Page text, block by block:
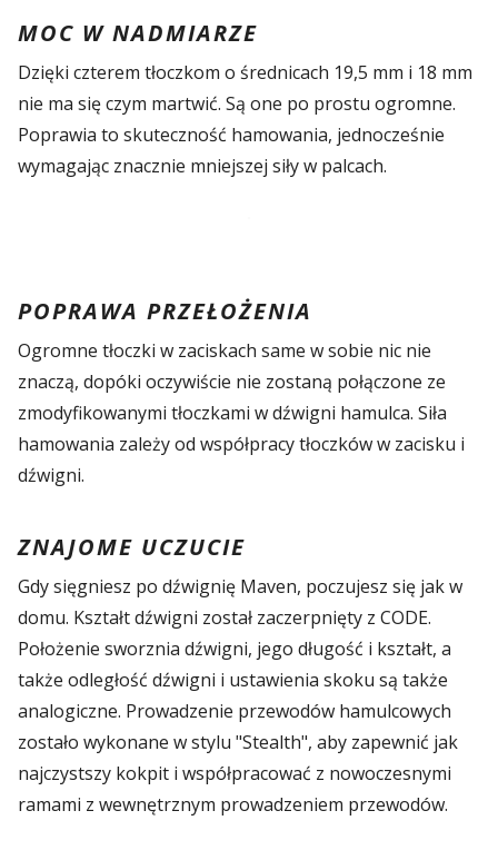
MOC W NADMIARZE
Dzięki czterem tłoczkom o średnicach 19,5 mm i 18 mm
nie ma się czym martwić. Są one po prostu ogromne.
Poprawia to skuteczność hamowania, jednocześnie
wymagając znacznie mniejszej siły w palcach.
POPRAWA PRZEŁOŻENIA
Ogromne tłoczki w zaciskach same w sobie nic nie
znaczą, dopóki oczywiście nie zostaną połączone ze
zmodyfikowanymi tłoczkami w dźwigni hamulca. Siła
hamowania zależy od współpracy tłoczków w zacisku i
dźwigni.
ZNAJOME UCZUCIE
Gdy sięgniesz po dźwignię Maven, poczujesz się jak w
domu. Kształt dźwigni został zaczerpnięty z CODE.
Położenie sworznia dźwigni, jego długość i kształt, a
także odległość dźwigni i ustawienia skoku są także
analogiczne. Prowadzenie przewodów hamulcowych
zostało wykonane w stylu "Stealth", aby zapewnić jak
najczystszy kokpit i współpracować z nowoczesnymi
ramami z wewnętrznym prowadzeniem przewodów.